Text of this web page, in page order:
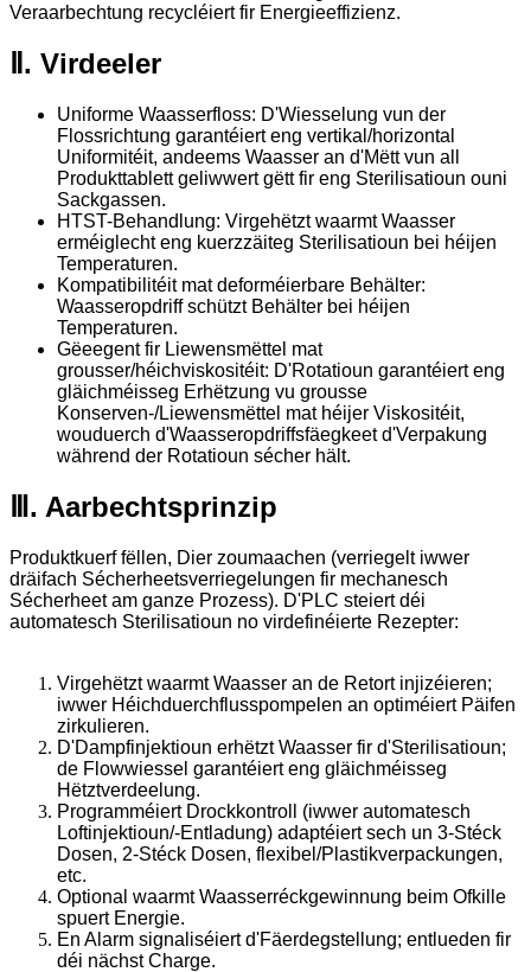
Veraarbechtung recycléiert fir Energieeffizienz.
Ⅱ. Virdeeler
Uniforme Waasserfloss: D'Wiesselung vun der
Flossrichtung garantéiert eng vertikal/horizontal
Uniformitéit, andeems Waasser an d'Mëtt vun all
Produkttablett geliwwert gëtt fir eng Sterilisatioun ouni
Sackgassen.
HTST-Behandlung: Virgehëtzt waarmt Waasser
erméiglecht eng kuerzzäiteg Sterilisatioun bei héijen
Temperaturen.
Kompatibilitéit mat deforméierbare Behälter:
Waasseropdriff schützt Behälter bei héijen
Temperaturen.
Gëeegent fir Liewensmëttel mat
grousser/héichviskositéit: D'Rotatioun garantéiert eng
gläichméisseg Erhëtzung vu grousse
Konserven-/Liewensmëttel mat héijer Viskositéit,
wouduerch d'Waasseropdriffsfäegkeet d'Verpakung
während der Rotatioun sécher hält.
Ⅲ. Aarbechtsprinzip
Produktkuerf fëllen, Dier zoumaachen (verriegelt iwwer
dräifach Sécherheetsverriegelungen fir mechanesch
Sécherheet am ganze Prozess). D'PLC steiert déi
automatesch Sterilisatioun no virdefinéierte Rezepter:
Virgehëtzt waarmt Waasser an de Retort injizéieren;
iwwer Héichduerchflusspompelen an optiméiert Päifen
zirkulieren.
D'Dampfinjektioun erhëtzt Waasser fir d'Sterilisatioun;
de Flowwiessel garantéiert eng gläichméisseg
Hëtztverdeelung.
Programméiert Drockkontroll (iwwer automatesch
Loftinjektioun/-Entladung) adaptéiert sech un 3-Stéck
Dosen, 2-Stéck Dosen, flexibel/Plastikverpackungen,
etc.
Optional waarmt Waasserréckgewinnung beim Ofkille
spuert Energie.
En Alarm signaliséiert d'Fäerdegstellung; entlueden fir
déi nächst Charge.